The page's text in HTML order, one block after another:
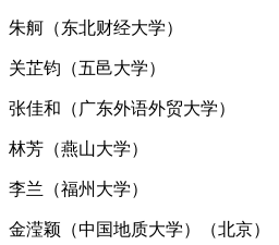
朱舸（东北财经大学）
关芷钧（五邑大学）
张佳和（广东外语外贸大学）
林芳（燕山大学）
李兰（福州大学）
金滢颖（中国地质大学）（北京）